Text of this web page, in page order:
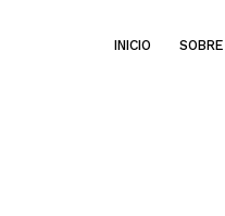
INICIO